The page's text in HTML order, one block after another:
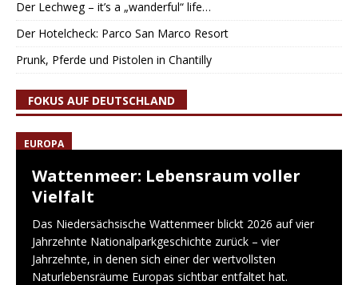
Der Lechweg – it’s a „wanderful“ life…
Der Hotelcheck: Parco San Marco Resort
Prunk, Pferde und Pistolen in Chantilly
FOKUS AUF DEUTSCHLAND
EUROPA
Wattenmeer: Lebensraum voller
Vielfalt
Das Niedersächsische Wattenmeer blickt 2026 auf vier
Jahrzehnte Nationalparkgeschichte zurück – vier
Jahrzehnte, in denen sich einer der wertvollsten
Naturlebensräume Europas sichtbar entfaltet hat.